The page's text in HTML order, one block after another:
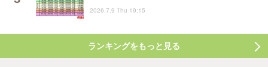
2026.7.9 Thu 19:15
ランキングをもっと見る